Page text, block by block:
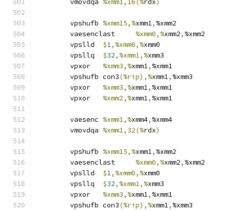
%xmm1,16(%rdx)
%xmm15,%xmm1, %xmm2
%xmm0,%xmm2, %xmm2
$1,%xmm0,%xmm0
$32,%xmm1,%xmm3
%xmm3,%xmm1, %xmm1
	vpshufb	con3
(%rip),%xmm1, %xmm3
%xmm3,%xmm1, %xmm1
%xmm2,%xmm1, %xmm1
%xmm1,%xmm4, %xmm4
%xmm1,32(%rdx)
%xmm15,%xmm1, %xmm2
%xmm0,%xmm2, %xmm2
$1,%xmm0,%xmm0
$32,%xmm1,%xmm3
%xmm3,%xmm1, %xmm1
	vpshufb	con3
(%rip),%xmm1, %xmm3